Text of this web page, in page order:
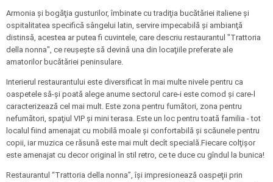
Armonia şi bogăţia gusturilor, îmbinate cu tradiţia bucătăriei italiene şi
ospitalitatea specifică sângelui latin, servire impecabilă şi ambianţă
distinsă, acestea ar putea fi cuvintele, care descriu restaurantul "Trattoria
della nonna", ce reuşeşte să devină una din locaţiile preferate ale
amatorilor bucătăriei peninsulare.
Interierul restaurantului este diversificat în mai multe nivele pentru ca
oaspetele să-şi poată alege anume sectorul care-i este comod şi care-l
caracterizează cel mai mult. Este zona pentru fumători, zona pentru
nefumători, spaţiul VIP şi mini terasa. Este un loc pentru toată familia - tot
localul fiind amenajat cu mobilă moale şi confortabilă şi scăunele pentru
copii, iar muzica ce răsună este mai mult decît specială.Fiecare colţişor
este amenajat cu decor original în stil retro, ce te duce cu gîndul la bunica!
Restaurantul “Trattoria della nonna”, îşi impresionează oaspeţii prin